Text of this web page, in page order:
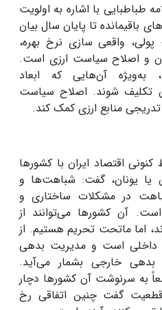
طباطبایی با اشاره به اولویت
باقیمانده تا پایان سال بیان
واقعی سازی نرخ بهره،
و اصلاح سیاست ارزی است.
به‌ویژه آن‌هایی که ابعاد
تکلیف شوند. اصلاح سیاست
منابع ارزی کمک کند.
اقتصاد ایران با کشورها
یا یونان، گفت: شباهت‌ها و
در مشکلات ساختاری و
آن کشورها می‌توانند از
اما ماتحت تحریم هستیم. از
داخلی است و مدیریت بدهی
بدهی خارجی بشمار می‌آید.
به سرنوشت آن کشورها دچار
گفت چنین اتفاقی رخ